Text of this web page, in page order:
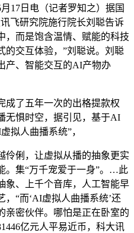
17日电（记者罗知之）据国
飞研究院施行院长刘聪告诉
，而是饱含温情、赋能的科技
的交互体验，”刘聪说。刘聪
产、智能交互的AI产物办
了五年一次的出格提款权
无惧时空，据引见，基于AI
拟人曲播系统”，
俐，让虚拟从播的抽象更实
。集“万千宠爱于一身”。…此
象、上千个音库，人工智能早
“而‘AI虚拟人曲播系统’还
亲密伙伴。哪怕是正在卧室的
亿元人平易近币，科大讯